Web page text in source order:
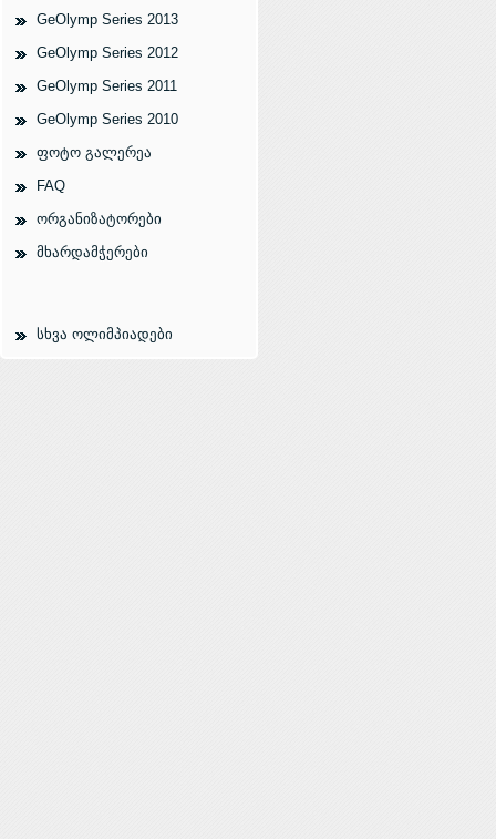
GeOlymp Series 2013
GeOlymp Series 2012
GeOlymp Series 2011
GeOlymp Series 2010
ფოტო გალერეა
FAQ
ორგანიზატორები
მხარდამჭერები
სხვა ოლიმპიადები